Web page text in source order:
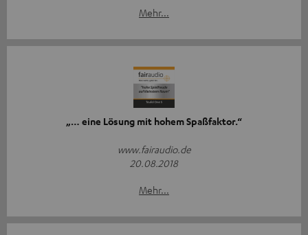
Mehr...
„… eine Lösung mit hohem Spaßfaktor.“
www.fairaudio.de
20.08.2018
Mehr...